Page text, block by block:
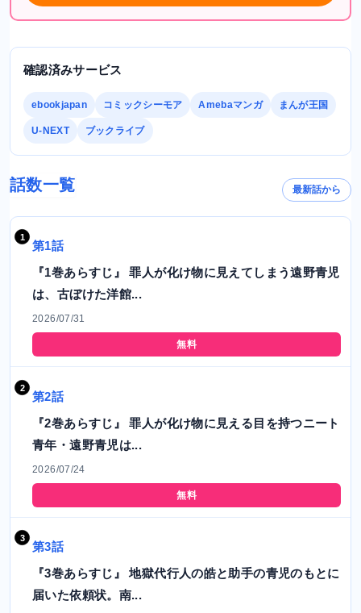
確認済みサービス
ebookjapan コミックシーモア Amebaマンガ まんが王国
U-NEXT ブックライブ
話数一覧 最新話から
第1話
『1巻あらすじ』 罪人が化け物に見えてしまう遠野青児
は、古ぼけた洋館...
2026/07/31
無料
第2話
『2巻あらすじ』 罪人が化け物に見える目を持つニート
青年・遠野青児は...
2026/07/24
無料
第3話
『3巻あらすじ』 地獄代行人の皓と助手の青児のもとに
届いた依頼状。南...